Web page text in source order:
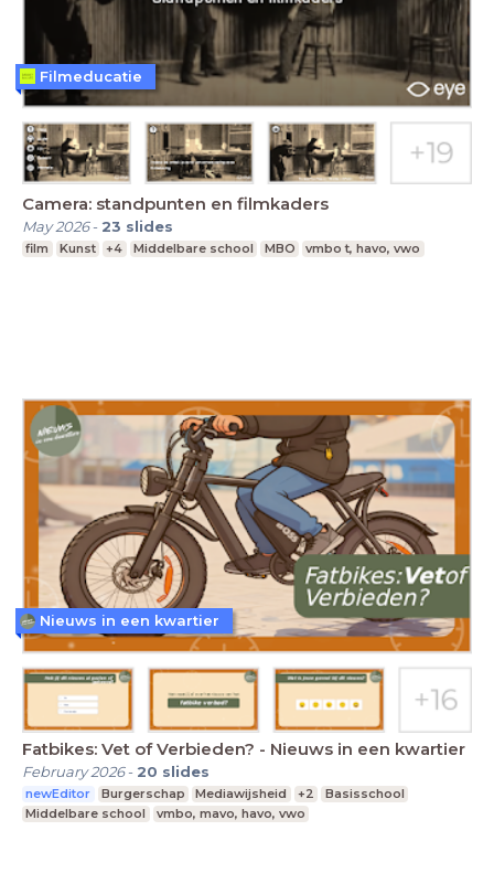
Camera: standpunten en filmkaders
May 2026- 23 slides
film Kunst +4 Middelbare school MBO vmbo t, havo, vwo
Filmeducatie
Fatbikes: Vet of Verbieden? - Nieuws in een kwartier
February 2026- 20 slides
newEditor Burgerschap Mediawijsheid +2
Basisschool
Middelbare school
vmbo, mavo, havo, vwo
Nieuws in een kwartier